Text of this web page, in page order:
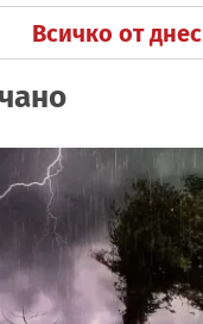
Всичко от днес